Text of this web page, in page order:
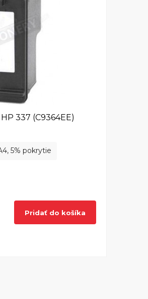
337 (C9364EE)
5% pokrytie
Pridať do košíka